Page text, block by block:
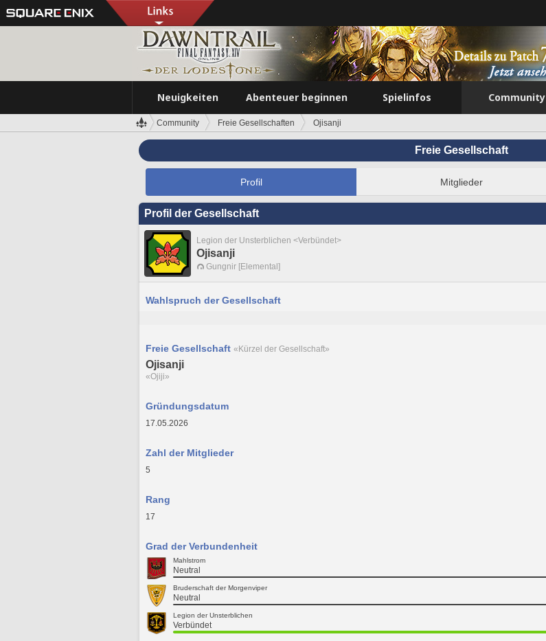
Neuigkeiten Abenteuer beginnen Spielinfos Community
Community Freie Gesellschaften Ojisanji
Freie Gesellschaft
Profil Mitglieder
Profil der Gesellschaft
Legion der Unsterblichen <Verbündet>
Ojisanji
Gungnir [Elemental]
Wahlspruch der Gesellschaft
Freie Gesellschaft «Kürzel der Gesellschaft»
Ojisanji
«Ojiji»
Gründungsdatum
17.05.2026
Zahl der Mitglieder
5
Rang
17
Grad der Verbundenheit
Mahlstrom
Neutral
Bruderschaft der Morgenviper
Neutral
Legion der Unsterblichen
Verbündet